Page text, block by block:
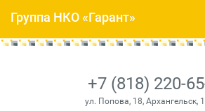
+7 (818) 220-
ул. Попова, 18, Архангельск,
Группа НКО «Гарант»